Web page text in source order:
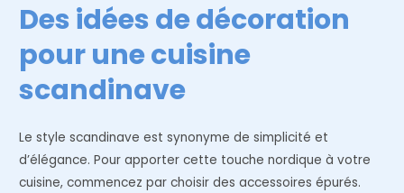
Des idées de décoration
pour une cuisine
scandinave
Le style scandinave est synonyme de simplicité et
d’élégance. Pour apporter cette touche nordique à votre
cuisine, commencez par choisir des accessoires épurés.